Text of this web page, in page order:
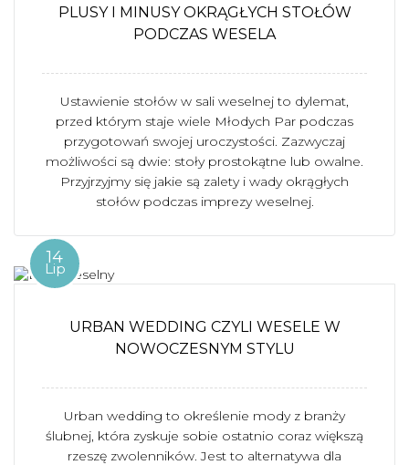
PLUSY I MINUSY OKRĄGŁYCH STOŁÓW
PODCZAS WESELA
Ustawienie stołów w sali weselnej to dylemat,
przed którym staje wiele Młodych Par podczas
przygotowań swojej uroczystości. Zazwyczaj
możliwości są dwie: stoły prostokątne lub owalne.
Przyjrzyjmy się jakie są zalety i wady okrągłych
stołów podczas imprezy weselnej.
14
Lip
URBAN WEDDING CZYLI WESELE W
NOWOCZESNYM STYLU
Urban wedding to określenie mody z branży
ślubnej, która zyskuje sobie ostatnio coraz większą
rzeszę zwolenników. Jest to alternatywa dla